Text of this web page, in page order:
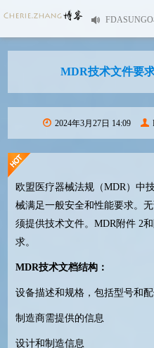
MDR技术文件要
2024年3月27日 14:09
欧盟医疗器械法规（MDR）中
械满足一般安全和性能要求。
须提供技术文件。 MDR附件2
求。
MDR技术文档结构：
设备描述和规格，包括型号和
制造商需提供的信息
设计和制造信息